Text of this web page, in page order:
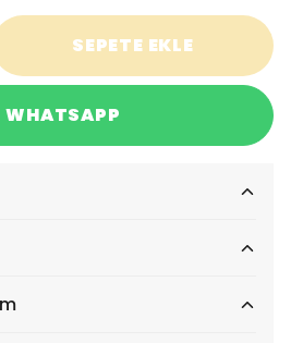
SEPETE EKLE
WHATSAPP